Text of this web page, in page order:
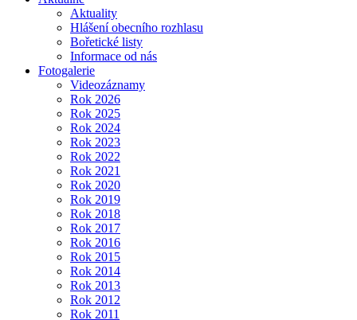
Aktuality
Hlášení obecního rozhlasu
Bořetické listy
Informace od nás
Fotogalerie
Videozáznamy
Rok 2026
Rok 2025
Rok 2024
Rok 2023
Rok 2022
Rok 2021
Rok 2020
Rok 2019
Rok 2018
Rok 2017
Rok 2016
Rok 2015
Rok 2014
Rok 2013
Rok 2012
Rok 2011